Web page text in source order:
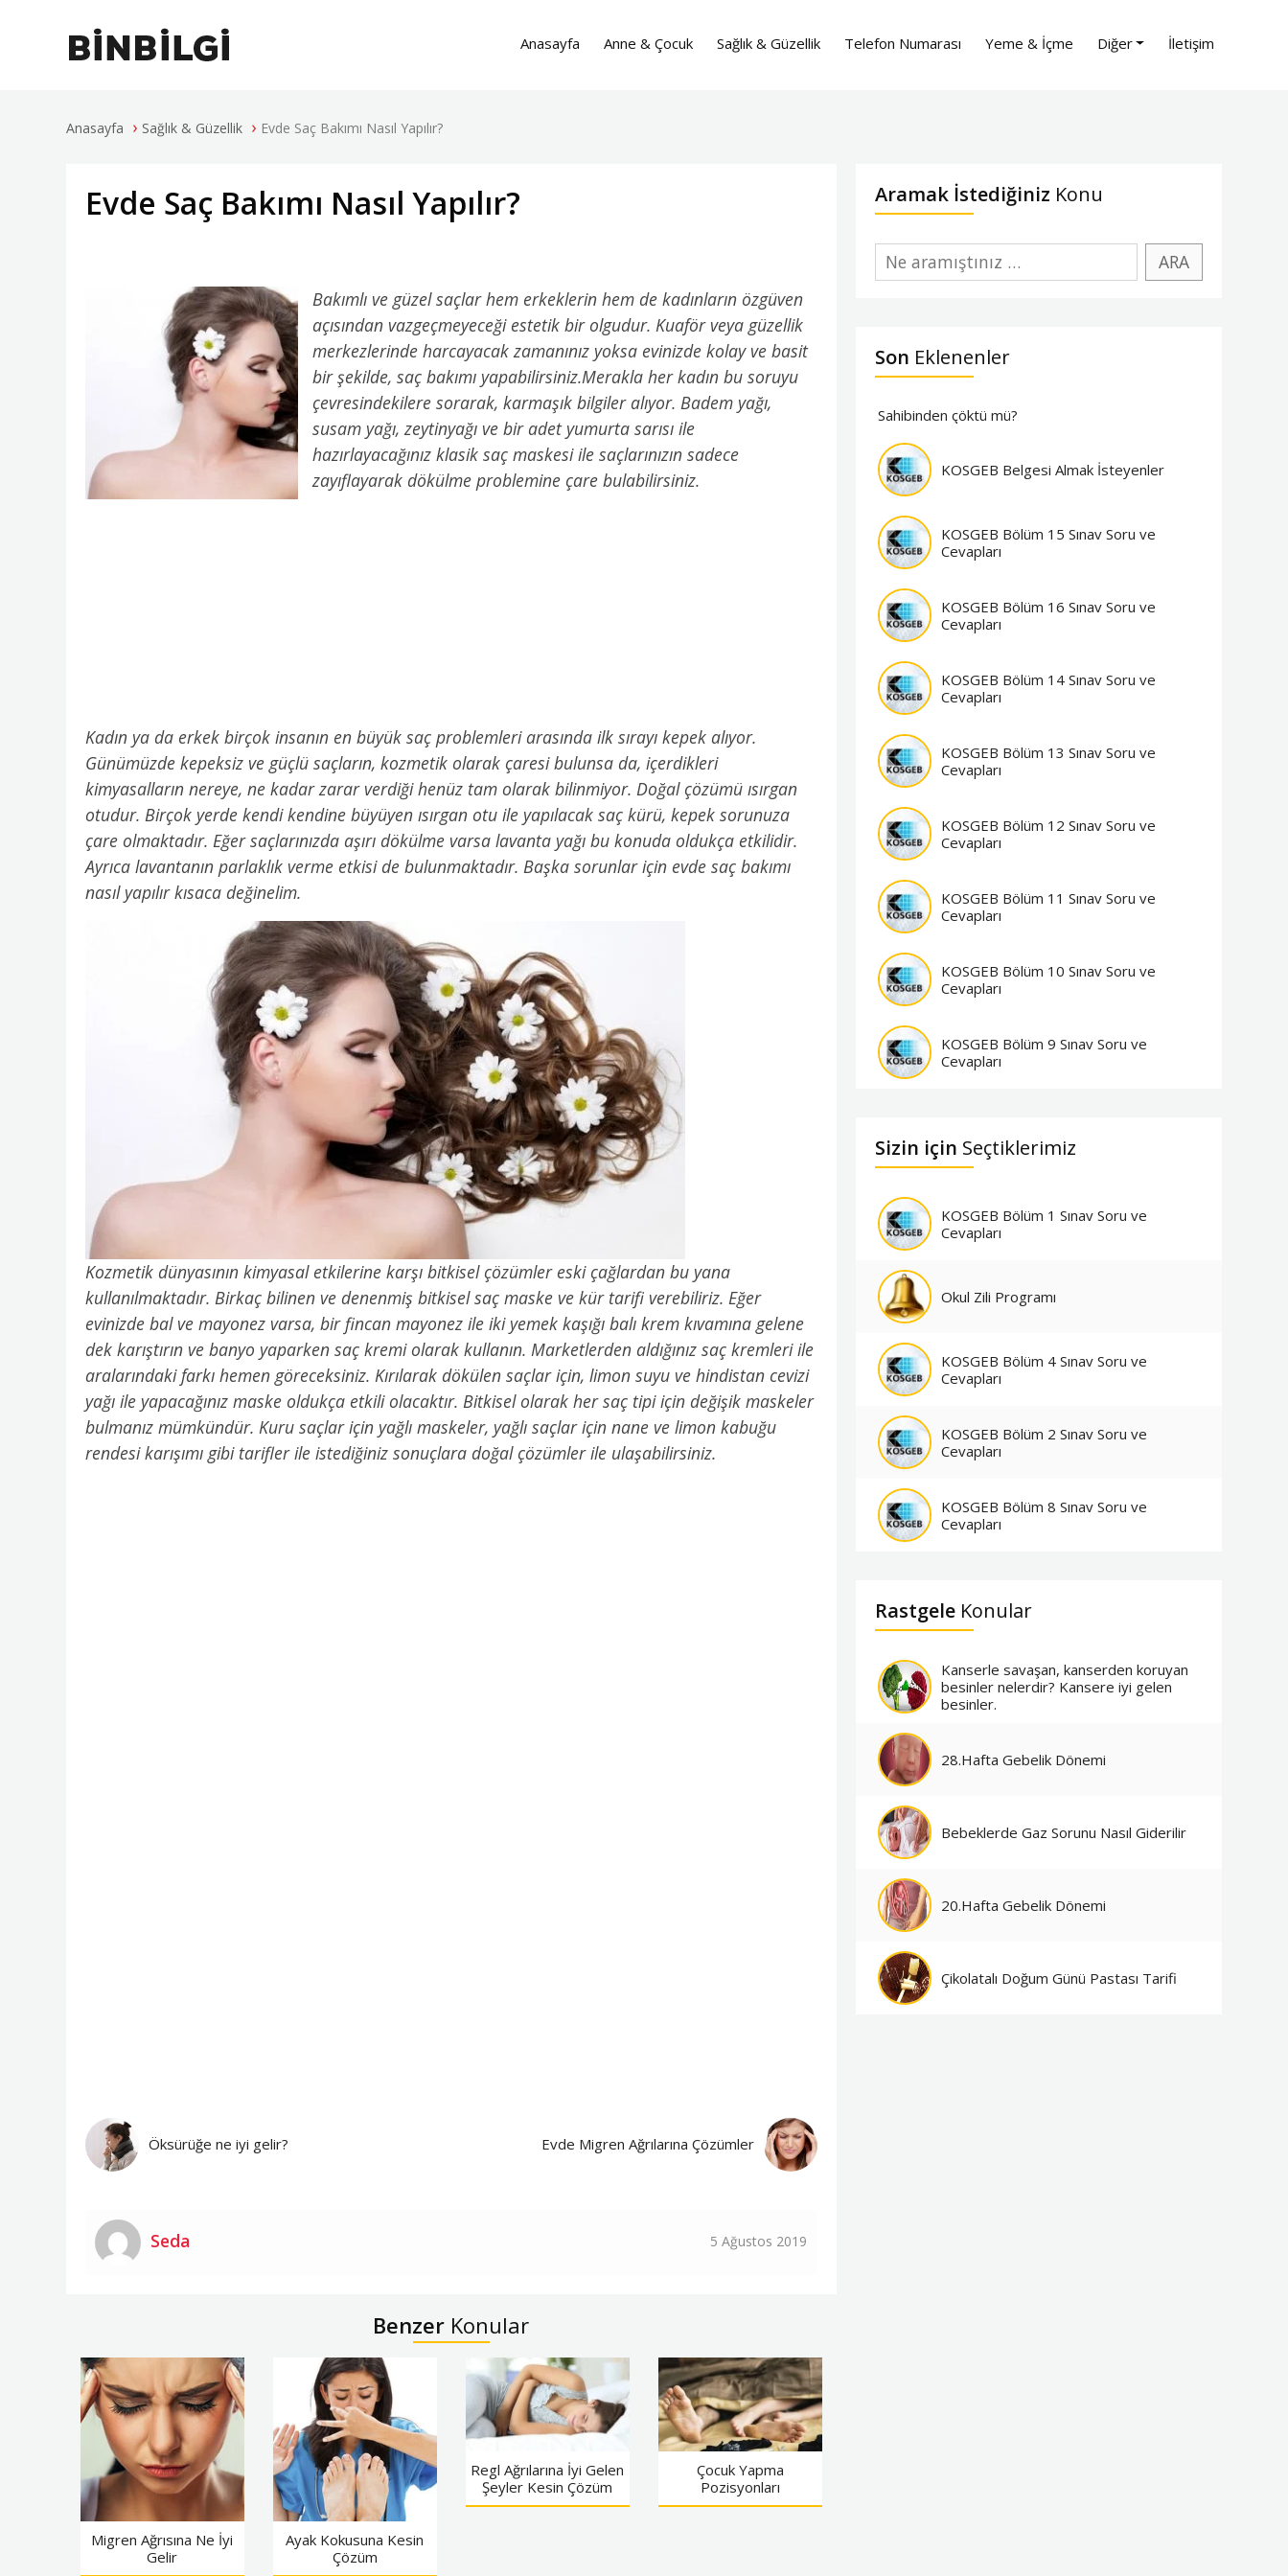
Anasayfa Anne & Çocuk Sağlık & Güzellik Telefon Numarası Yeme & İçme Diğer İletişim
Anasayfa › Sağlık & Güzellik › Evde Saç Bakımı Nasıl Yapılır?
Evde Saç Bakımı Nasıl Yapılır?
Bakımlı ve güzel saçlar hem erkeklerin hem de kadınların özgüven
açısından vazgeçmeyeceği estetik bir olgudur. Kuaför veya güzellik
merkezlerinde harcayacak zamanınız yoksa evinizde kolay ve basit
bir şekilde, saç bakımı yapabilirsiniz.Merakla her kadın bu soruyu
çevresindekilere sorarak, karmaşık bilgiler alıyor. Badem yağı,
susam yağı, zeytinyağı ve bir adet yumurta sarısı ile
hazırlayacağınız klasik saç maskesi ile saçlarınızın sadece
zayıflayarak dökülme problemine çare bulabilirsiniz.
Kadın ya da erkek birçok insanın en büyük saç problemleri arasında ilk sırayı kepek alıyor.
Günümüzde kepeksiz ve güçlü saçların, kozmetik olarak çaresi bulunsa da, içerdikleri
kimyasalların nereye, ne kadar zarar verdiği henüz tam olarak bilinmiyor. Doğal çözümü ısırgan
otudur. Birçok yerde kendi kendine büyüyen ısırgan otu ile yapılacak saç kürü, kepek sorunuza
çare olmaktadır. Eğer saçlarınızda aşırı dökülme varsa lavanta yağı bu konuda oldukça etkilidir.
Ayrıca lavantanın parlaklık verme etkisi de bulunmaktadır. Başka sorunlar için evde saç bakımı
nasıl yapılır kısaca değinelim.
Kozmetik dünyasının kimyasal etkilerine karşı bitkisel çözümler eski çağlardan bu yana
kullanılmaktadır. Birkaç bilinen ve denenmiş bitkisel saç maske ve kür tarifi verebiliriz. Eğer
evinizde bal ve mayonez varsa, bir fincan mayonez ile iki yemek kaşığı balı krem kıvamına gelene
dek karıştırın ve banyo yaparken saç kremi olarak kullanın. Marketlerden aldığınız saç kremleri ile
aralarındaki farkı hemen göreceksiniz. Kırılarak dökülen saçlar için, limon suyu ve hindistan cevizi
yağı ile yapacağınız maske oldukça etkili olacaktır. Bitkisel olarak her saç tipi için değişik maskeler
bulmanız mümkündür. Kuru saçlar için yağlı maskeler, yağlı saçlar için nane ve limon kabuğu
rendesi karışımı gibi tarifler ile istediğiniz sonuçlara doğal çözümler ile ulaşabilirsiniz.
Öksürüğe ne iyi gelir? Evde Migren Ağrılarına Çözümler
Seda 5 Ağustos 2019
Benzer Konular
Migren Ağrısına Ne İyi
Gelir
Ayak Kokusuna Kesin
Çözüm
Regl Ağrılarına İyi Gelen
Şeyler Kesin Çözüm
Çocuk Yapma
Pozisyonları
Aramak İstediğiniz Konu
Son Eklenenler
Sahibinden çöktü mü?
KOSGEB Belgesi Almak İsteyenler
KOSGEB Bölüm 15 Sınav Soru ve
Cevapları
KOSGEB Bölüm 16 Sınav Soru ve
Cevapları
KOSGEB Bölüm 14 Sınav Soru ve
Cevapları
KOSGEB Bölüm 13 Sınav Soru ve
Cevapları
KOSGEB Bölüm 12 Sınav Soru ve
Cevapları
KOSGEB Bölüm 11 Sınav Soru ve
Cevapları
KOSGEB Bölüm 10 Sınav Soru ve
Cevapları
KOSGEB Bölüm 9 Sınav Soru ve
Cevapları
Sizin için Seçtiklerimiz
KOSGEB Bölüm 1 Sınav Soru ve
Cevapları
Okul Zili Programı
KOSGEB Bölüm 4 Sınav Soru ve
Cevapları
KOSGEB Bölüm 2 Sınav Soru ve
Cevapları
KOSGEB Bölüm 8 Sınav Soru ve
Cevapları
Rastgele Konular
Kanserle savaşan, kanserden koruyan
besinler nelerdir? Kansere iyi gelen
besinler.
28.Hafta Gebelik Dönemi
Bebeklerde Gaz Sorunu Nasıl Giderilir
20.Hafta Gebelik Dönemi
Çikolatalı Doğum Günü Pastası Tarifi